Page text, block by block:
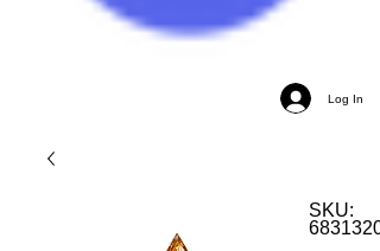
Log In
SKU: